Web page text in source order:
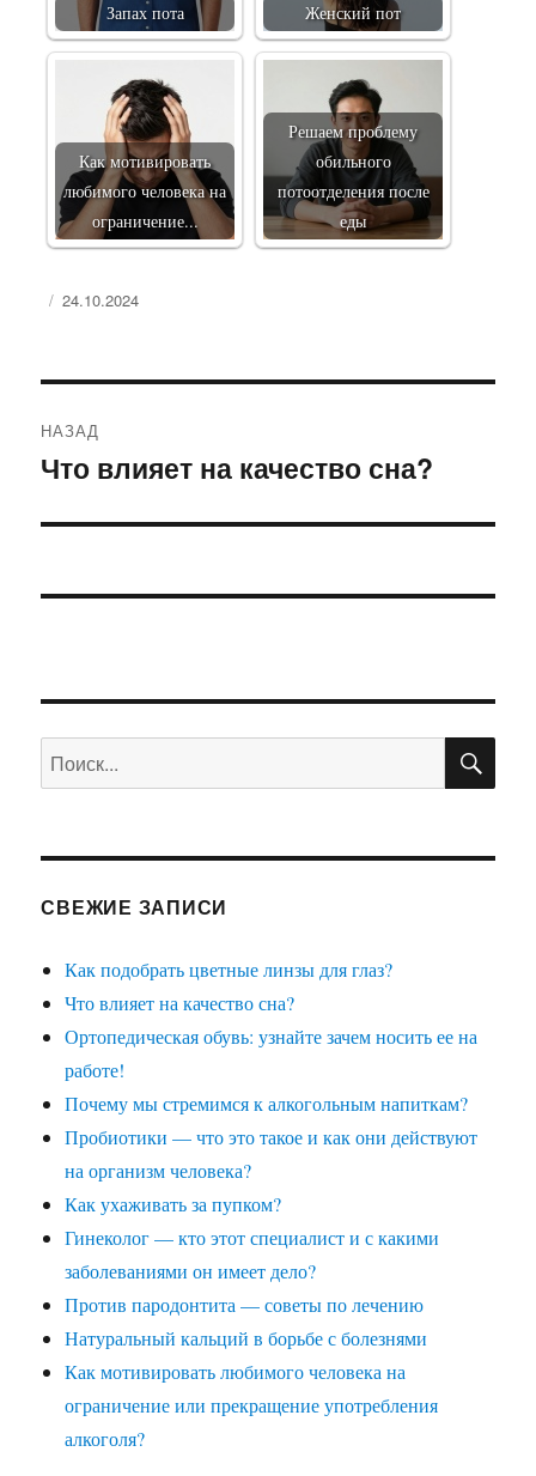
Запах пота Женский пот
Как мотивировать
любимого человека на
ограничение...
Решаем проблему
обильного
потоотделения после
еды
Опубликовано
24.10.2024
по
НАЗАД
Предыдущая
Что влияет на качество сна?
Искать:
СВЕЖИЕ ЗАПИСИ
Как подобрать цветные линзы для глаз?
Что влияет на качество сна?
Ортопедическая обувь: узнайте зачем носить ее на
работе!
Почему мы стремимся к алкогольным напиткам?
Пробиотики — что это такое и как они действуют
на организм человека?
Как ухаживать за пупком?
Гинеколог — кто этот специалист и с какими
заболеваниями он имеет дело?
Против пародонтита — советы по лечению
Натуральный кальций в борьбе с болезнями
Как мотивировать любимого человека на
ограничение или прекращение употребления
алкоголя?